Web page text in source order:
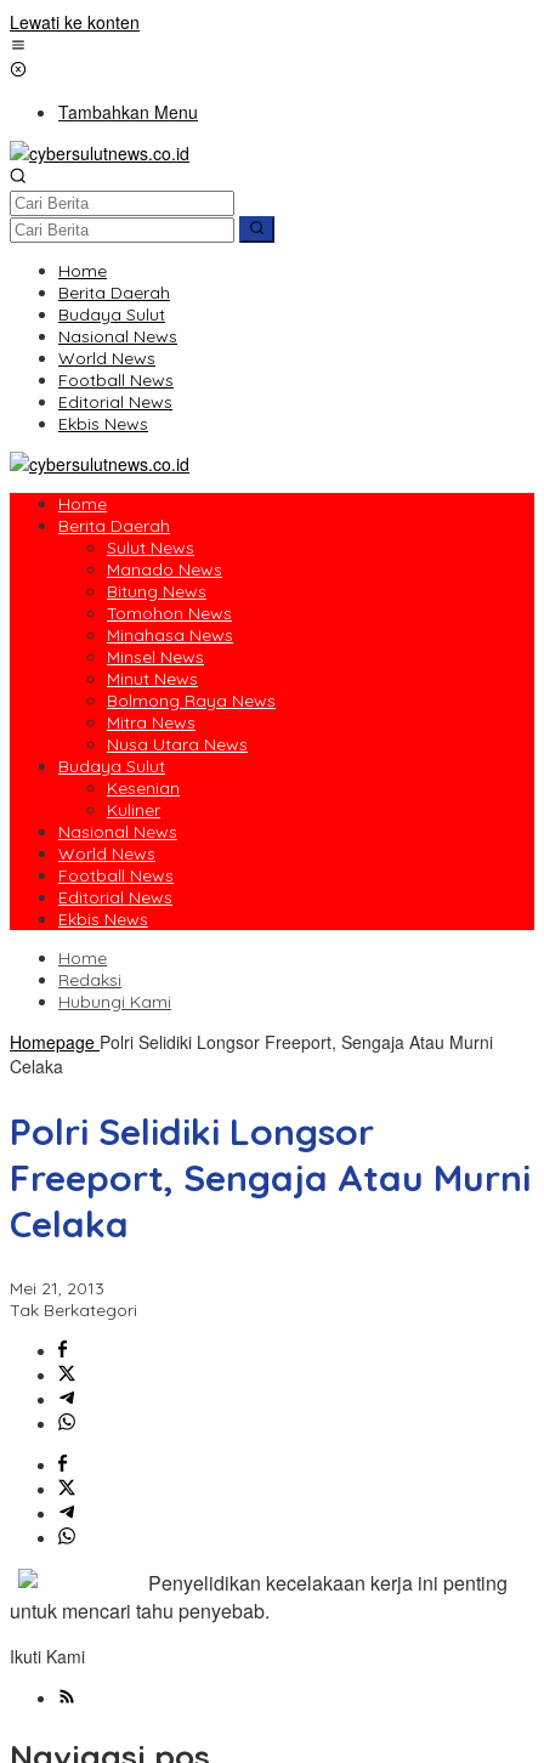
Lewati ke konten
Tambahkan Menu
Home
Berita Daerah
Budaya Sulut
Nasional News
World News
Football News
Editorial News
Ekbis News
Home
Berita Daerah
Sulut News
Manado News
Bitung News
Tomohon News
Minahasa News
Minsel News
Minut News
Bolmong Raya News
Mitra News
Nusa Utara News
Budaya Sulut
Kesenian
Kuliner
Nasional News
World News
Football News
Editorial News
Ekbis News
Home
Redaksi
Hubungi Kami
Homepage Polri Selidiki Longsor Freeport, Sengaja Atau Murni
Celaka
Polri Selidiki Longsor
Freeport, Sengaja Atau Murni
Celaka
Mei 21, 2013
Tak Berkategori
Penyelidikan kecelakaan kerja ini penting
untuk mencari tahu penyebab.
Ikuti Kami